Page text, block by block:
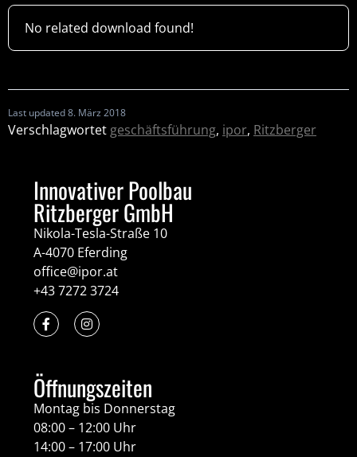
No related download found!
Last updated 8. März 2018
Verschlagwortet geschäftsführung, ipor, Ritzberger
Innovativer Poolbau
Ritzberger GmbH
Nikola-Tesla-Straße 10
A-4070 Eferding
office@ipor.at
+43 7272 3724
Öffnungszeiten
Montag bis Donnerstag
08:00 – 12:00 Uhr
14:00 – 17:00 Uhr